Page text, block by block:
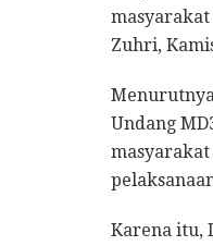
masyarakat
Zuhri,
Undang
Karena itu,